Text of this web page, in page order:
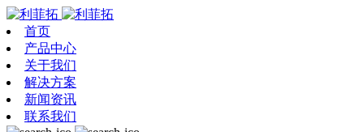
首页
产品中心
关于我们
解决方案
新闻资讯
联系我们